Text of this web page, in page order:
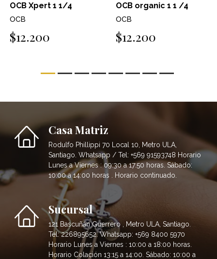
OCB Xpert 1 1/4
OCB
$12.200
OCB organic 1 1 /4
OCB
$12.200
Casa Matriz
Rodulfo Phillippi 70 Local 10, Metro ULA,
Santiago. Whatsapp / Tel: +569 91593748 Horario
Lunes a Viernes : 09:30 a 17:50 horas. Sábado:
10:00 a 14:00 horas . Horario continuado.
Sucursal
121 Bascuñán Guerrero , Metro ULA, Santiago.
Tel: 226895652. Whatsapp: +569 8400 5970
Horario Lunes a Viernes : 10:00 a 18:00 horas.
Horario Colación 13:15 a 14:00. Sábado: 10:00 a